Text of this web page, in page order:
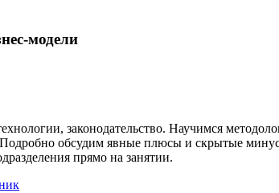
модели
законодательство. Научимся
обсудим явные плюсы и скрытые
прямо на занятии.